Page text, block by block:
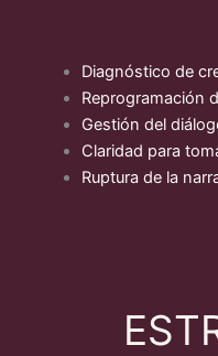
Diagnóstico de
Reprogramación
Gestión del
Claridad para
Ruptura de la